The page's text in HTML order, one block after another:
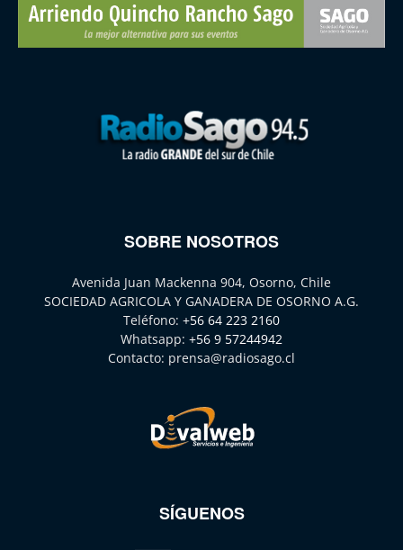
SOBRE NOSOTROS
Avenida Juan Mackenna 904, Osorno, Chile
SOCIEDAD AGRICOLA Y GANADERA DE OSORNO A.G.
Teléfono: +56 64 223 2160
Whatsapp: +56 9 57244942
Contacto: prensa@radiosago.cl
SÍGUENOS